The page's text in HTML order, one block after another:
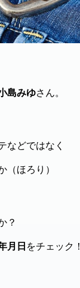
島みゆさん。
などではなく
（ほろり）
？
月日 をチェック！